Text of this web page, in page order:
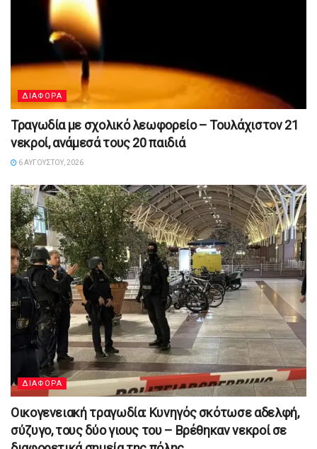
ΔΙΑΦΟΡΑ
Τραγωδία με σχολικό λεωφορείο – Τουλάχιστον 21
νεκροί, ανάμεσά τους 20 παιδιά
6 ΑΥΓΟΎΣΤΟΥ, 2026
ΔΙΑΦΟΡΑ
Οικογενειακή τραγωδία: Κυνηγός σκότωσε αδελφή,
σύζυγο, τους δύο γιους του – Βρέθηκαν νεκροί σε